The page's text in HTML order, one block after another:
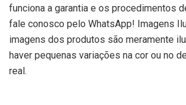
funciona a garantia e os procedimentos
fale conosco pelo WhatsApp! Imagens
imagens dos produtos são meramente
haver pequenas variações na cor ou no
real.